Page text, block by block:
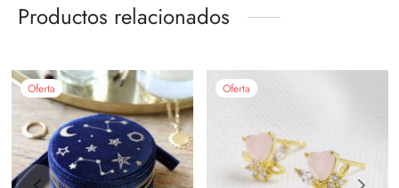
Productos relacionados
Oferta Oferta